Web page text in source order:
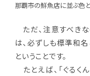
那覇市の鮮魚店に並ぶ色
ただ、注意すべき
は、必ずしも標準和
ということです。
たとえば、「ぐるく